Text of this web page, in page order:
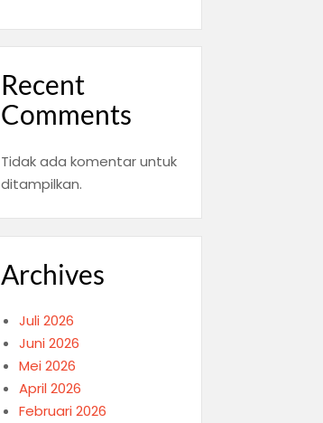
Recent
Comments
Tidak ada komentar untuk
ditampilkan.
Archives
Juli 2026
Juni 2026
Mei 2026
April 2026
Februari 2026